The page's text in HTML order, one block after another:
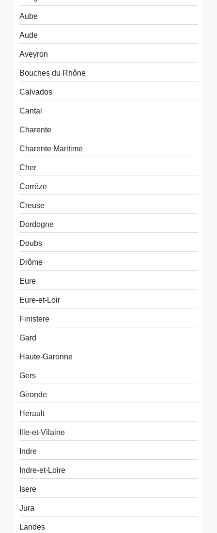
Aube
Aude
Aveyron
Bouches du Rhône
Calvados
Cantal
Charente
Charente Maritime
Cher
Corréze
Creuse
Dordogne
Doubs
Drôme
Eure
Eure-et-Loir
Finistere
Gard
Haute-Garonne
Gers
Gironde
Herault
Ille-et-Vilaine
Indre
Indre-et-Loire
Isere
Jura
Landes